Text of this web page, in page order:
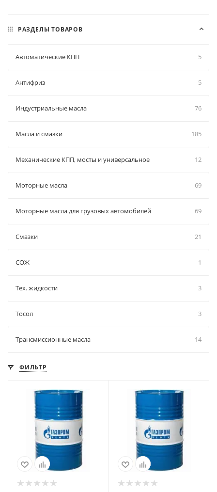
РАЗДЕЛЫ ТОВАРОВ
Автоматические КПП 5
Антифриз 5
Индустриальные масла 76
Масла и смазки 185
Механические КПП, мосты и универсальное 12
Моторные масла 69
Моторные масла для грузовых автомобилей 69
Смазки 21
СОЖ 1
Тех. жидкости 3
Тосол 3
Трансмиссионные масла 14
ФИЛЬТР